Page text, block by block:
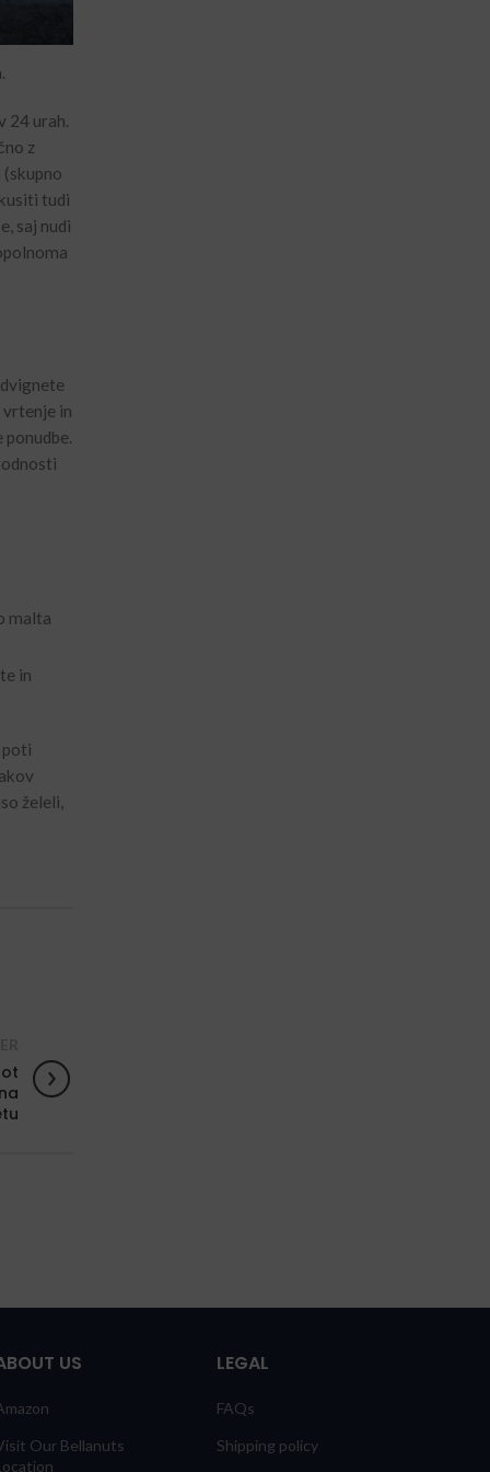
24 urah.
z
tudi
saj nudi
in
in
poti
želeli,
US
Our Bellanuts
LEGAL
FAQs
Shipping policy